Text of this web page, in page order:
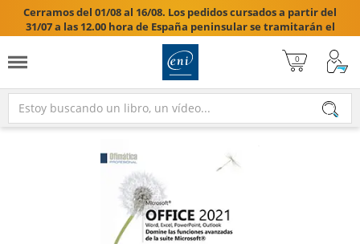
Cerramos del 01/08 al 16/08. Los pedidos cursados a partir del
31/07 a las 12.00 hora de España peninsular se tramitarán el
17/08/2026.
